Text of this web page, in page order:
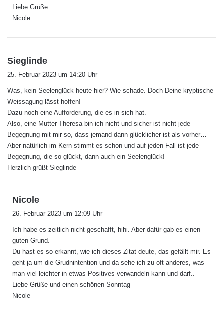
Liebe Grüße
Nicole
Sieglinde
a
t
:
25. Februar 2023 um 14:20 Uhr
Was, kein Seelenglück heute hier? Wie schade. Doch Deine kryptische
Weissagung lässt hoffen!
Dazu noch eine Aufforderung, die es in sich hat.
Also, eine Mutter Theresa bin ich nicht und sicher ist nicht jede
Begegnung mit mir so, dass jemand dann glücklicher ist als vorher…
Aber natürlich im Kern stimmt es schon und auf jeden Fall ist jede
Begegnung, die so glückt, dann auch ein Seelenglück!
Herzlich grüßt Sieglinde
Nicole
t
:
26. Februar 2023 um 12:09 Uhr
Ich habe es zeitlich nicht geschafft, hihi. Aber dafür gab es einen
guten Grund.
Du hast es so erkannt, wie ich dieses Zitat deute, das gefällt mir. Es
geht ja um die Grudnintention und da sehe ich zu oft anderes, was
man viel leichter in etwas Positives verwandeln kann und darf..
Liebe Grüße und einen schönen Sonntag
Nicole